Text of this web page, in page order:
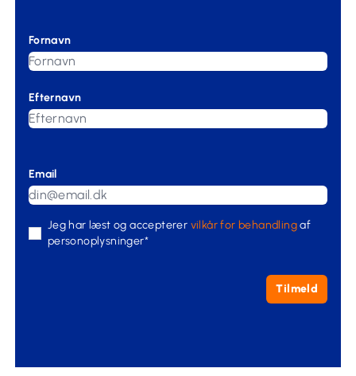
Fornavn
Efternavn
Email
Jeg har læst og accepterer vilkår for behandlingaf
personoplysninger*
Tilmeld